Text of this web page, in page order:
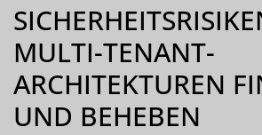
MULTI-TENANT-
ARCHITEKTUREN
UND BEHEBEN